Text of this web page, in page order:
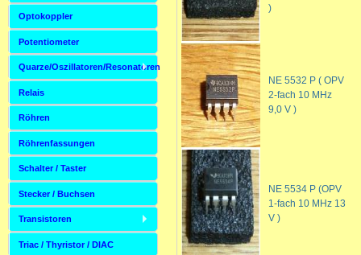
)
NE 5532 P ( OPV
2-fach 10 MHz
9,0 V )
NE 5534 P (OPV
1-fach 10 MHz 13
V )
Optokoppler
Potentiometer
Quarze/Oszillatoren/Resonatoren
Relais
Röhren
Röhrenfassungen
Schalter / Taster
Stecker / Buchsen
Transistoren
Triac / Thyristor / DIAC